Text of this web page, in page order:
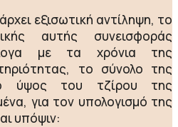
εξισωτική αντίληψη, το
αυτής συνεισφοράς
με τα χρόνια της
το σύνολο της
ύψος του τζίρου της
για τον υπολογισμό της
υπόψιν: